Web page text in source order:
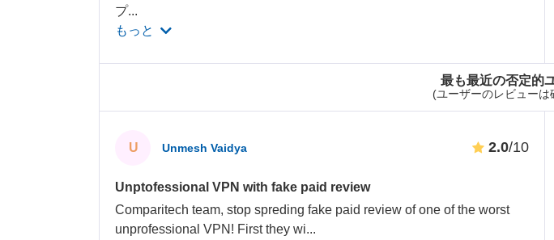
最も最近の否定的
(ユーザーのレビュー
プ...
もっと
U Unmesh Vaidya 2.0/10
Unptofessional VPN with fake paid review
Comparitech team, stop spreding fake paid review of one of the worst
unprofessional VPN! First they wi...